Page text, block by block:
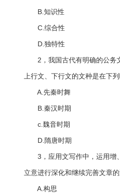
B.知识性
C.综合性
D.独特性
2，我国古代有明确的公务
上行文、下行文的文种是在下
A.先秦时舞
B.秦汉时期
c.魏音时期
D.隋唐时期
3，应用文写作中，运用增
立意进行深化和继续完善文章
A.构思